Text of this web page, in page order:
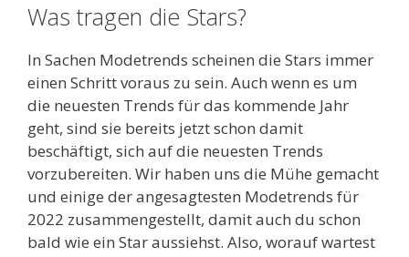
Was tragen die Stars?
In Sachen Modetrends scheinen die Stars immer
einen Schritt voraus zu sein. Auch wenn es um
die neuesten Trends für das kommende Jahr
geht, sind sie bereits jetzt schon damit
beschäftigt, sich auf die neuesten Trends
vorzubereiten. Wir haben uns die Mühe gemacht
und einige der angesagtesten Modetrends für
2022 zusammengestellt, damit auch du schon
bald wie ein Star aussiehst. Also, worauf wartest